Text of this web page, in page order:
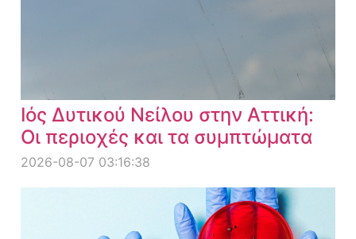
Ιός Δυτικού Νείλου στην Αττική:
Οι περιοχές και τα συμπτώματα
2026-08-07 03:16:38